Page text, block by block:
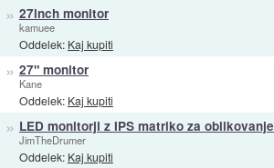
» 27inch monitor
kamuee
Oddelek: Kaj kupiti
» 27" monitor
Kane
Oddelek: Kaj kupiti
» LED monitorji z IPS matriko za oblikovanje
JimTheDrumer
Oddelek: Kaj kupiti